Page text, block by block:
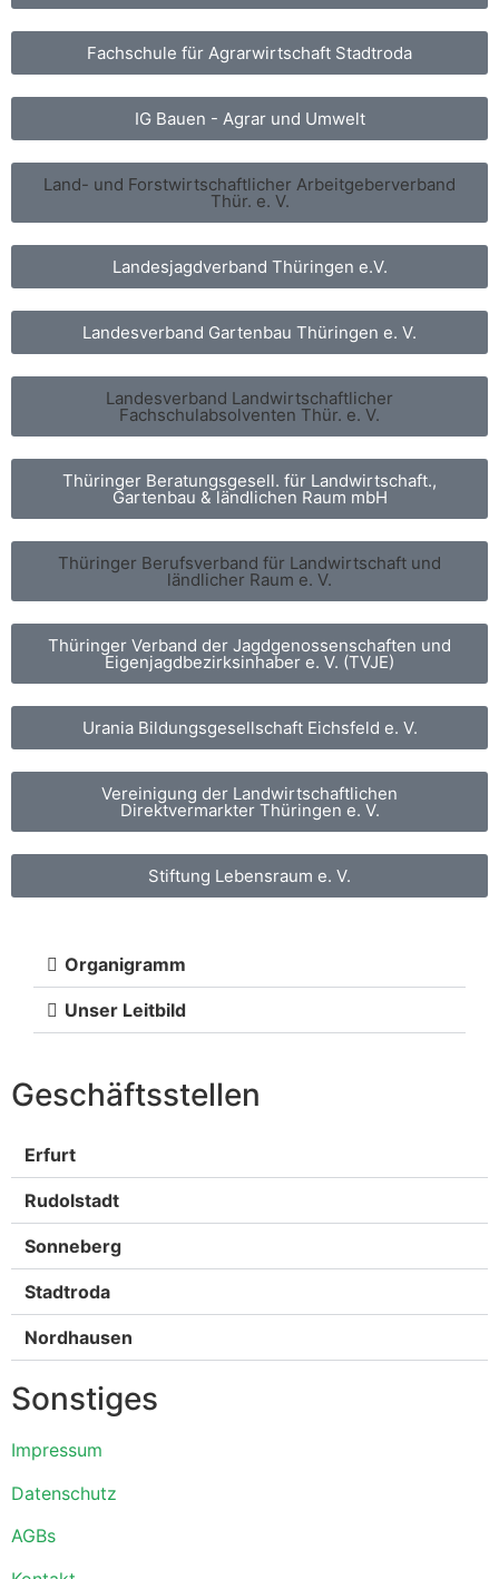
Fachschule für Agrarwirtschaft Stadtroda
IG Bauen - Agrar und Umwelt
Land- und Forstwirtschaftlicher Arbeitgeberverband
Thür. e. V.
Landesjagdverband Thüringen e.V.
Landesverband Gartenbau Thüringen e. V.
Landesverband Landwirtschaftlicher
Fachschulabsolventen Thür. e. V.
Thüringer Beratungsgesell. für Landwirtschaft.,
Gartenbau & ländlichen Raum mbH
Thüringer Berufsverband für Landwirtschaft und
ländlicher Raum e. V.
Thüringer Verband der Jagdgenossenschaften und
Eigenjagdbezirksinhaber e. V. (TVJE)
Urania Bildungsgesellschaft Eichsfeld e. V.
Vereinigung der Landwirtschaftlichen
Direktvermarkter Thüringen e. V.
Stiftung Lebensraum e. V.
Organigramm
Unser Leitbild
Geschäftsstellen
Erfurt
Rudolstadt
Sonneberg
Stadtroda
Nordhausen
Sonstiges
Impressum
Datenschutz
AGBs